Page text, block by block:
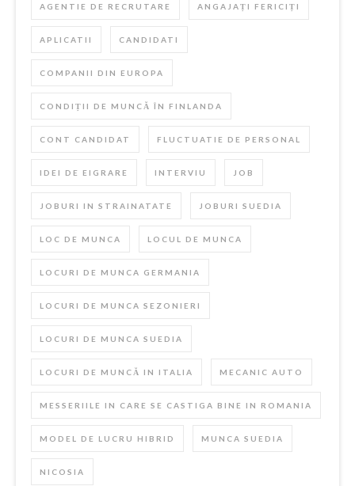
AGENTIE DE RECRUTARE ANGAJAȚI FERICIȚI
APLICATII CANDIDATI
COMPANII DIN EUROPA
CONDIȚII DE MUNCĂ ÎN FINLANDA
CONT CANDIDAT FLUCTUATIE DE PERSONAL
IDEI DE EIGRARE INTERVIU JOB
JOBURI IN STRAINATATE JOBURI SUEDIA
LOC DE MUNCA LOCUL DE MUNCA
LOCURI DE MUNCA GERMANIA
LOCURI DE MUNCA SEZONIERI
LOCURI DE MUNCA SUEDIA
LOCURI DE MUNCĂ IN ITALIA MECANIC AUTO
MESSERIILE IN CARE SE CASTIGA BINE IN ROMANIA
MODEL DE LUCRU HIBRID MUNCA SUEDIA
NICOSIA